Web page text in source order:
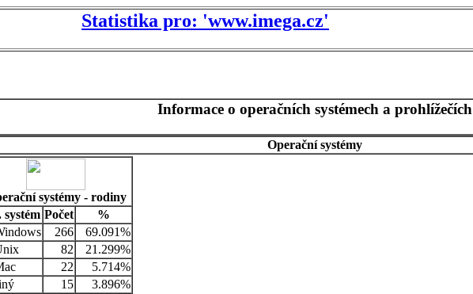
Statistika pro: 'www.imega.cz'
Informace o operačních systémech a prohlížečích
Operační systémy
systémy - rodiny
systém Počet
%
266
69.091%
82
21.299%
22
5.714%
15
3.896%